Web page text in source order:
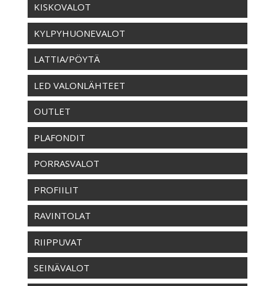
KISKOVALOT
KYLPYHUONEVALOT
LATTIA/PÖYTÄ
LED VALONLÄHTEET
OUTLET
PLAFONDIT
PORRASVALOT
PROFIILIT
RAVINTOLAT
RIIPPUVAT
SEINÄVALOT